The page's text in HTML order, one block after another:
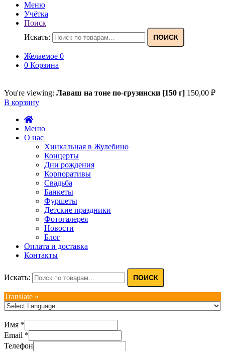
Меню
Учётка
Поиск
Искать:
ПОИСК
Желаемое 0
0 Корзина
You're viewing: Лаваш на тоне по-грузински [150 г] 150,00 ₽
В корзину
Меню
О нас
Хинкальная в Жулебино
Концерты
Дни рождения
Корпоративы
Свадьба
Банкеты
Фуршеты
Детские праздники
Фотогалерея
Новости
Блог
Оплата и доставка
Контакты
Искать: ПОИСК
Translate »
Имя *
Email *
Телефон